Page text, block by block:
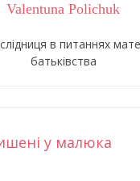
Valentuna Polichuk
в питаннях
батьківства
у малюка